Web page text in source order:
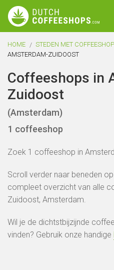
HOME STEDEN MET
AMSTERDAM-ZUIDOOST
Coffeeshops in
Zuidoost
(Amsterdam)
1 coffeeshop
Zoek 1 coffeeshop in
Scroll verder naar beneden
compleet overzicht van alle
Zuidoost, Amsterdam.
Wil je de dichtstbijzijnde
vinden? Gebruik onze handige